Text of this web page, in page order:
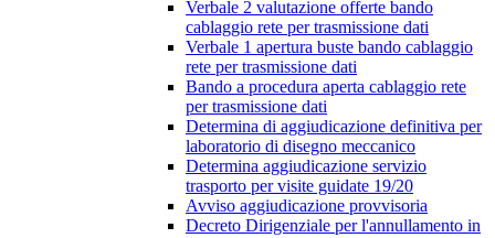
Verbale 2 valutazione offerte bando
cablaggio rete per trasmissione dati
Verbale 1 apertura buste bando cablaggio
rete per trasmissione dati
Bando a procedura aperta cablaggio rete
per trasmissione dati
Determina di aggiudicazione definitiva per
laboratorio di disegno meccanico
Determina aggiudicazione servizio
trasporto per visite guidate 19/20
Avviso aggiudicazione provvisoria
Decreto Dirigenziale per l'annullamento in